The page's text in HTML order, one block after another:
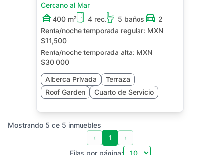
Cercano al Mar
400 m²
4 rec. 5 baños
2
Renta/noche temporada regular: MXN
$11,500
Renta/noche temporada alta: MXN
$30,000
Alberca Privada
Terraza
Roof Garden
Cuarto de Servicio
Mostrando 5 de 5 inmuebles
‹
1
›
Filas por página: